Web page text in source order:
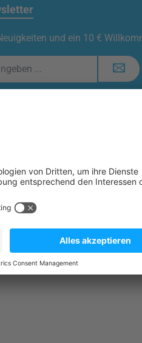
und ein 10 €
die
gelesen und
Klarna Logo